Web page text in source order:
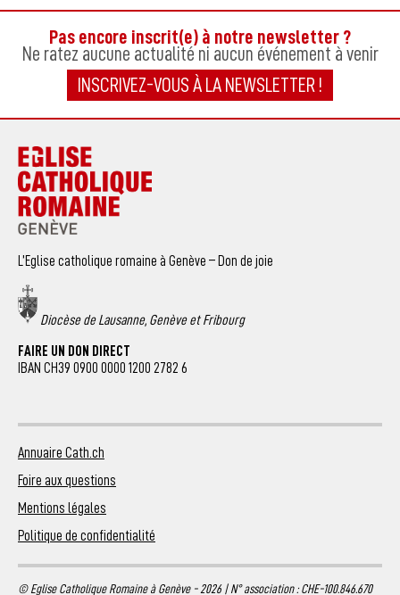
Pas encore inscrit(e) à notre newsletter ?
Ne ratez aucune actualité ni aucun événement à venir
INSCRIVEZ-VOUS À LA NEWSLETTER !
L’Eglise catholique romaine à Genève – Don de joie
Diocèse de Lausanne, Genève et Fribourg
FAIRE UN DON DIRECT
IBAN CH39 0900 0000 1200 2782 6
Annuaire Cath.ch
Foire aux questions
Mentions légales
Politique de confidentialité
© Eglise Catholique Romaine à Genève - 2026 | N° association : CHE-100.846.670